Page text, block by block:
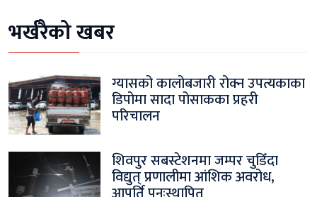
भर्खरैको खबर
ग्यासको कालोबजारी रोक्न उपत्यकाका
डिपोमा सादा पोसाकका प्रहरी
परिचालन
शिवपुर सबस्टेशनमा जम्पर चुडिँदा
विद्युत् प्रणालीमा आंशिक अवरोध,